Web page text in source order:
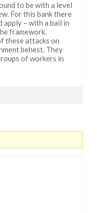
to be with a level
For this bank there
apply – with a bail in
framework.
these attacks on
behest. They
of workers in